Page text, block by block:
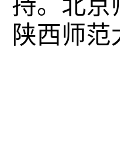
持。北京
陕西师